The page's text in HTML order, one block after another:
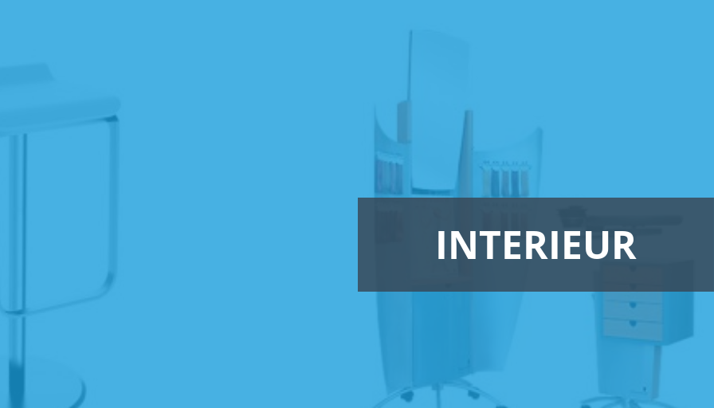
INTERIEUR